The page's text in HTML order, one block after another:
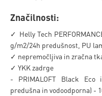
Značilnosti:
✓ Helly Tech
g/m2/24h predušnost, PU
✓ nepremočljiva in zračna
✓ YKK zadrge
- PRIMALOFT Black Eco
predušna in vodoodporna) -